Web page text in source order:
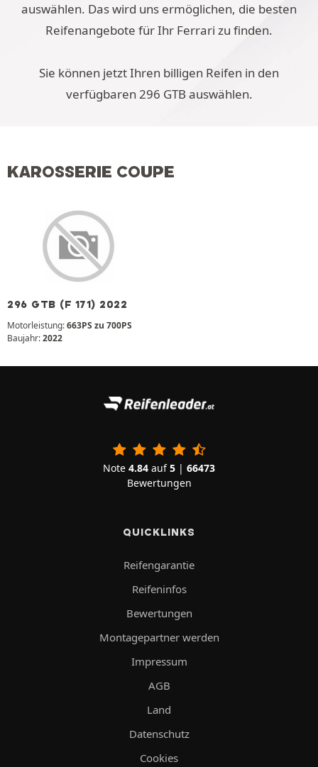
auswählen. Das wird uns ermöglichen, die besten
Reifenangebote für Ihr Ferrari zu finden.
Sie können jetzt Ihren billigen Reifen in den
verfügbaren 296 GTB auswählen.
KAROSSERIE COUPE
296 GTB (F 171) 2022
Motorleistung:663PS zu 700PS
Baujahr:2022
Note 4.84 auf5 | 66473
Bewertungen
QUICKLINKS
Reifengarantie
Reifeninfos
Bewertungen
Montagepartner werden
Impressum
AGB
Land
Datenschutz
Cookies